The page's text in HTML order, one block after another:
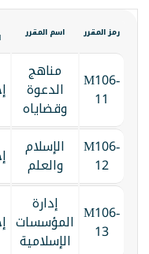
رمز المقرر اسم المقرر
M106-
11
مناهج
الدعوة
وقضاياه
M106-
12
الإسلام
والعلم
M106-
13
إدارة
المؤسسات
الإسلامية